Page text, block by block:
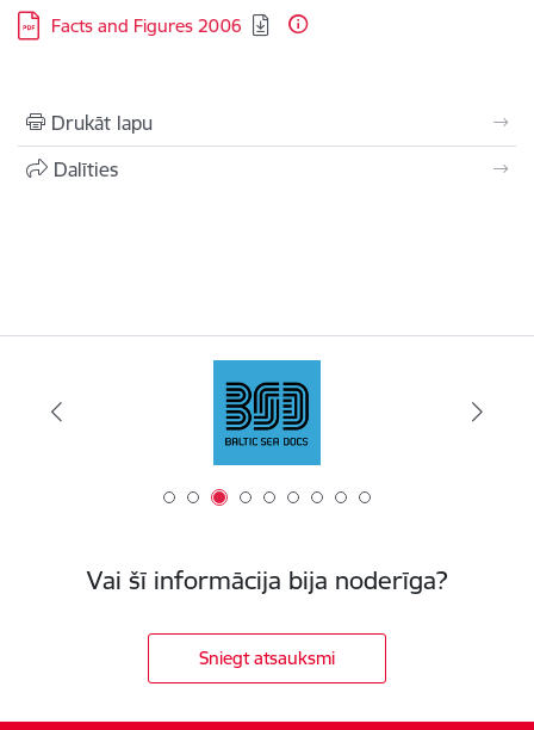
Lejupielādēt:
Facts and Figures 2006
Drukāt lapu
Dalīties
Vai šī informācija bija noderīga?
Sniegt atsauksmi